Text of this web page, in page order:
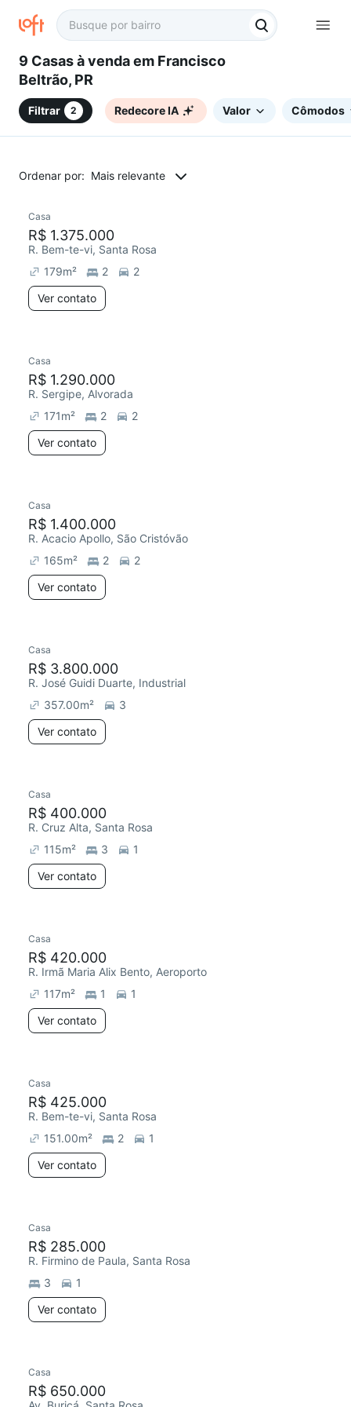
9 Casas à venda em Francisco
Beltrão, PR
Filtrar 2 Redecore IA Valor Cômodos
Ordenar por: Mais relevante
Casa
R$ 1.375.000
R. Bem-te-vi, Santa Rosa
179m² 2
2
Ver contato
Casa
R$ 1.290.000
R. Sergipe, Alvorada
171m² 2
2
Ver contato
Casa
R$ 1.400.000
R. Acacio Apollo, São Cristóvão
165m² 2
2
Ver contato
Casa
R$ 3.800.000
R. José Guidi Duarte, Industrial
357.00m²
3
Ver contato
Casa
R$ 400.000
R. Cruz Alta, Santa Rosa
115m² 3
1
Ver contato
Casa
R$ 420.000
R. Irmã Maria Alix Bento, Aeroporto
117m² 1
1
Ver contato
Casa
R$ 425.000
R. Bem-te-vi, Santa Rosa
151.00m² 2
1
Ver contato
Casa
R$ 285.000
R. Firmino de Paula, Santa Rosa
3
1
Ver contato
Casa
R$ 650.000